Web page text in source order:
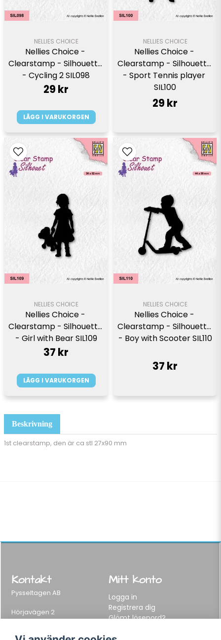
Beskrivning
1st clearstamp, den är ca stl 27x90 mm
NELLIES CHOICE
Nellies Choice -
Clearstamp - Silhouette
- Cycling 2 SIL098
29 kr
LÄGG I VARUKORGEN
NELLIES CHOICE
Nellies Choice -
Clearstamp - Silhouette
- Sport Tennis player
SIL100
29 kr
NELLIES CHOICE
Nellies Choice -
Clearstamp - Silhouette
- Girl with Bear SIL109
37 kr
LÄGG I VARUKORGEN
NELLIES CHOICE
Nellies Choice -
Clearstamp - Silhouette
- Boy with Scooter SIL110
37 kr
Kontakt
Pysseltagen AB
Hörjavägen 2
282 34 Tyringe, Sweden
Mitt konto
Logga in
Registrera dig
Glömt lösenord?